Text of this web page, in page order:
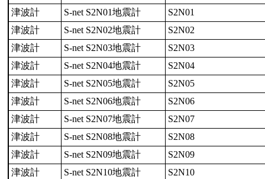
津波計
S-net S2N01地震計
S2N01
津波計
S-net S2N02地震計
S2N02
津波計
S-net S2N03地震計
S2N03
津波計
S-net S2N04地震計
S2N04
津波計
S-net S2N05地震計
S2N05
津波計
S-net S2N06地震計
S2N06
津波計
S-net S2N07地震計
S2N07
津波計
S-net S2N08地震計
S2N08
津波計
S-net S2N09地震計
S2N09
津波計
S-net S2N10地震計
S2N10